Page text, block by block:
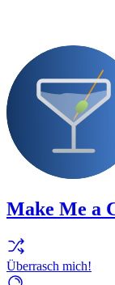
Make Me a
Überrasch mich!